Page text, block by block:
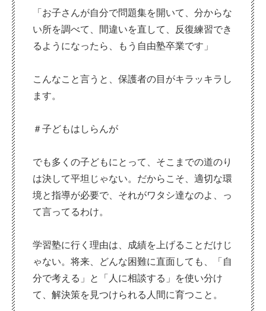
「お子さんが自分で問題集を開いて、分からな
い所を調べて、間違いを直して、反復練習でき
るようになったら、もう自由塾卒業です」
こんなこと言うと、保護者の目がキラッキラし
ます。
＃子どもはしらんが
でも多くの子どもにとって、そこまでの道のり
は決して平坦じゃない。だからこそ、適切な環
境と指導が必要で、それがワタシ達なのよ、っ
て言ってるわけ。
学習塾に行く理由は、成績を上げることだけじ
ゃない。将来、どんな困難に直面しても、「自
分で考える」と「人に相談する」を使い分け
て、解決策を見つけられる人間に育つこと。